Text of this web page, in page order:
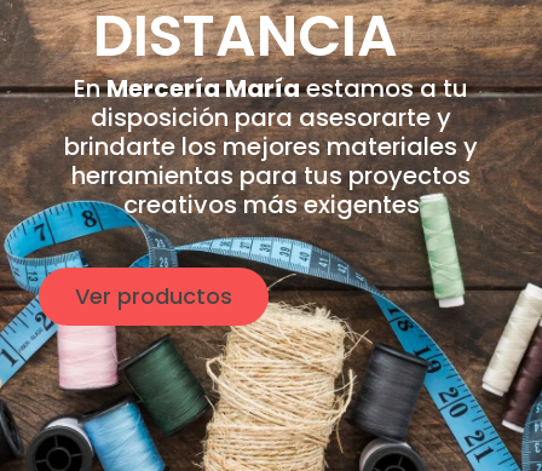
DISTANCIA
EnMercería Maríaestamos a tu
disposición para asesorarte y
brindarte los mejores materiales y
herramientas para tus proyectos
creativos más exigentes
Ver productos